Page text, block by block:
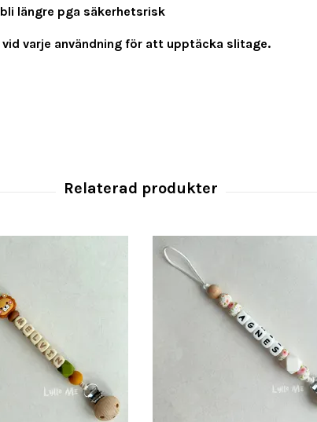
längre pga säkerhetsrisk
varje användning för att upptäcka slitage.